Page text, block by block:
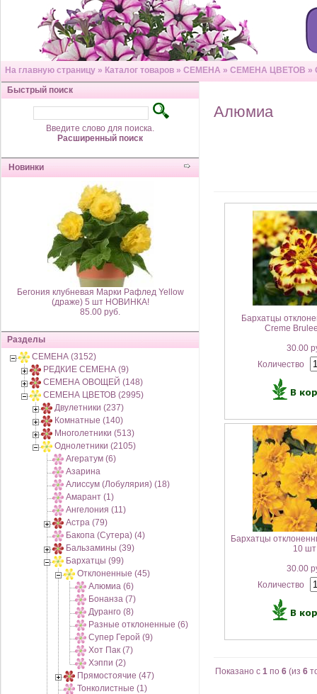
На главную страницу » Каталог товаров » СЕМЕНА » СЕМЕНА ЦВЕТОВ »
Быстрый поиск
Введите слово для поиска.
Расширенный поиск
Новинки
Бегония клубневая Марки Рафлед Yellow
(драже) 5 шт НОВИНКА!
85.00 руб.
Разделы
СЕМЕНА (3152)
РЕДКИЕ СЕМЕНА (9)
СЕМЕНА ОВОЩЕЙ (148)
СЕМЕНА ЦВЕТОВ (2995)
Двулетники (237)
Комнатные (140)
Многолетники (513)
Однолетники (2105)
Агератум (6)
Азарина
Алиссум (Лобулярия) (18)
Амарант (1)
Ангелония (11)
Астра (79)
Бакопа (Сутера) (4)
Бальзамины (39)
Бархатцы (99)
Отклоненные (45)
Алюмиа (6)
Бонанза (7)
Дуранго (8)
Разные отклоненные (6)
Супер Герой (9)
Хот Пак (7)
Хэппи (2)
Прямостоячие (47)
Тонколистные (1)
Алюмиа
Бархатцы
Creme
30.00
Количество
Бархатцы
10 шт
30.00
Количество
Показано с 1 по 6 (из 6